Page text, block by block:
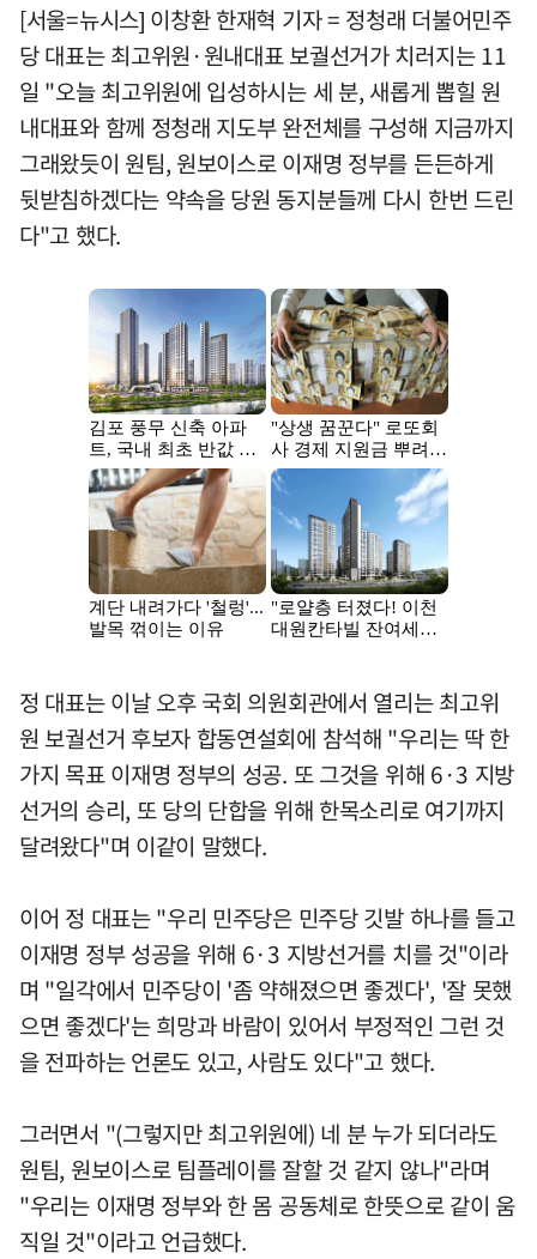
[서울=뉴시스] 이창환 한재혁 기자 = 정청래 더불어민주
당 대표는 최고위원·원내대표 보궐선거가 치러지는 11
일 "오늘 최고위원에 입성하시는 세 분, 새롭게 뽑힐 원
내대표와 함께 정청래 지도부 완전체를 구성해 지금까지
그래왔듯이 원팀, 원보이스로 이재명 정부를 든든하게
뒷받침하겠다는 약속을 당원 동지분들께 다시 한번 드린
다"고 했다.
정 대표는 이날 오후 국회 의원회관에서 열리는 최고위
원 보궐선거 후보자 합동연설회에 참석해 "우리는 딱 한
가지 목표 이재명 정부의 성공. 또 그것을 위해 6·3 지방
선거의 승리, 또 당의 단합을 위해 한목소리로 여기까지
달려왔다"며 이같이 말했다.
이어 정 대표는 "우리 민주당은 민주당 깃발 하나를 들고
이재명 정부 성공을 위해 6·3 지방선거를 치를 것"이라
며 "일각에서 민주당이 '좀 약해졌으면 좋겠다', '잘 못했
으면 좋겠다'는 희망과 바람이 있어서 부정적인 그런 것
을 전파하는 언론도 있고, 사람도 있다"고 했다.
그러면서 "(그렇지만 최고위원에) 네 분 누가 되더라도
원팀, 원보이스로 팀플레이를 잘할 것 같지 않나"라며
"우리는 이재명 정부와 한 몸 공동체로 한뜻으로 같이 움
직일 것"이라고 언급했다.